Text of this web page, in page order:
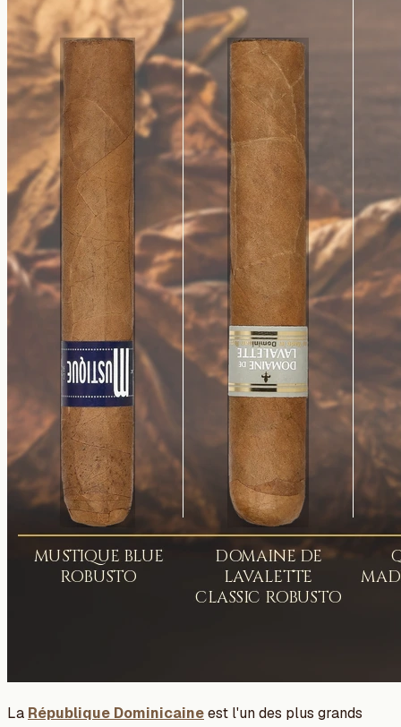
La République Dominicaineest l'un des plus grands